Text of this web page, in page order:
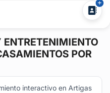
fotos y subirlas a las
se convierte en la
ENTRETENIMIENTO
POR
interactivo en Artigas